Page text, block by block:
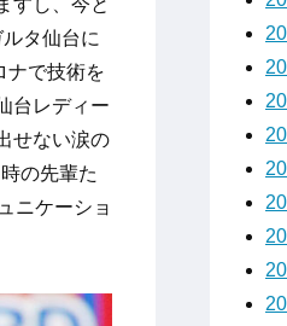
すし、今と
タ仙台に
ナで技術を
台レディー
せない涙の
の先輩た
ニケーショ